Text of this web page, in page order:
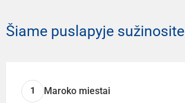
Šiame puslapyje sužinosite
1 Maroko miestai